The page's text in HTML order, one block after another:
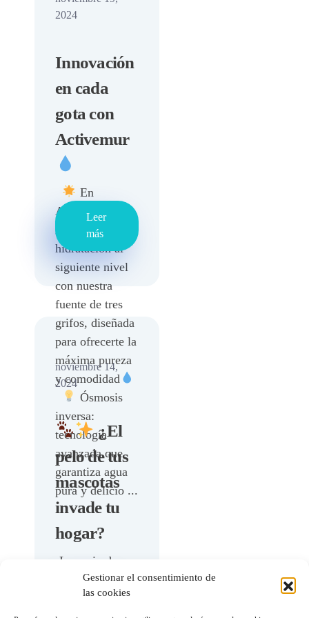
Gestionar el consentimiento de
las cookies
2024
Innovación
en cada
gota con
Activemur
En
Activemur,
llevamos la
hidratación al
siguiente nivel
con nuestra
fuente de tres
grifos, diseñada
para ofrecerte la
máxima pureza
y comodidad
Ósmosis
inversa:
tecnología
avanzada que
garantiza agua
pura y delicio ...
Leer
más
noviembre 14,
2024
¿El
pelo de tus
mascotas
invade tu
hogar?
¡La aspiradora
Majestic es tu
solución